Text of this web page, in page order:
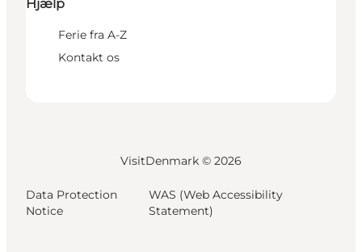
Hjælp
Ferie fra A-Z
Kontakt os
VisitDenmark © 2026
Data Protection
Notice
WAS (Web Accessibility
Statement)